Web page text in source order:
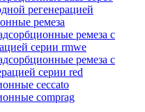
регенерацией
ремеза
ремеза с
серии rmwe
ремеза с
серии red
ceccato
comprag